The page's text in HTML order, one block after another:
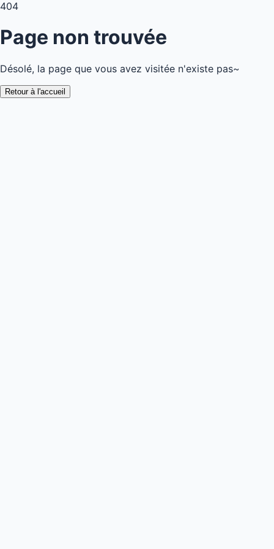
404
Page non trouvée
Désolé, la page que vous avez visitée n'existe pas~
Retour à l'accueil